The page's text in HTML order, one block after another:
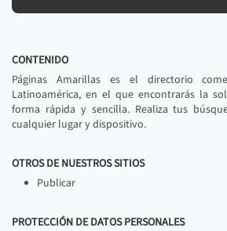
CONTENIDO
Páginas Amarillas es el directorio
Latinoamérica, en el que encontrarás la
forma rápida y sencilla. Realiza tus
cualquier lugar y dispositivo.
OTROS DE NUESTROS SITIOS
Publicar
PROTECCIÓN DE DATOS PERSONALES